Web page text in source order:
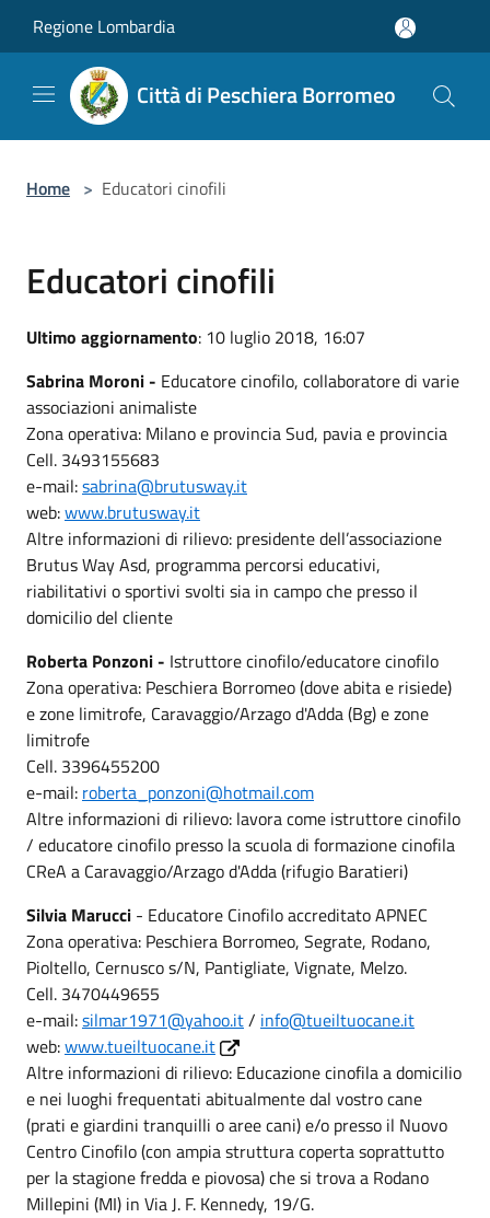
Regione Lombardia
Città di Peschiera Borromeo
Home > Educatori cinofili
Educatori cinofili
Ultimo aggiornamento: 10 luglio 2018, 16:07
Sabrina Moroni - Educatore cinofilo, collaboratore di varie
associazioni animaliste
Zona operativa: Milano e provincia Sud, pavia e provincia
Cell. 3493155683
e-mail:sabrina@brutusway.it
web:www.brutusway.it
Altre informazioni di rilievo: presidente dell’associazione
Brutus Way Asd, programma percorsi educativi,
riabilitativi o sportivi svolti sia in campo che presso il
domicilio del cliente
Roberta Ponzoni - Istruttore cinofilo/educatore cinofilo
Zona operativa: Peschiera Borromeo (dove abita e risiede)
e zone limitrofe, Caravaggio/Arzago d'Adda (Bg) e zone
limitrofe
Cell. 3396455200
e-mail: roberta_ponzoni@hotmail.com
Altre informazioni di rilievo: lavora come istruttore cinofilo
/ educatore cinofilo presso la scuola di formazione cinofila
CReA a Caravaggio/Arzago d'Adda (rifugio Baratieri)
Silvia Marucci - Educatore Cinofilo accreditato APNEC
Zona operativa: Peschiera Borromeo, Segrate, Rodano,
Pioltello, Cernusco s/N, Pantigliate, Vignate, Melzo.
Cell. 3470449655
e-mail:silmar1971@yahoo.it/ info@tueiltuocane.it
web:www.tueiltuocane.it
Altre informazioni di rilievo: Educazione cinofila a domicilio
e nei luoghi frequentati abitualmente dal vostro cane
(prati e giardini tranquilli o aree cani) e/o presso il Nuovo
Centro Cinofilo (con ampia struttura coperta soprattutto
per la stagione fredda e piovosa) che si trova a Rodano
Millepini (MI) in Via J. F. Kennedy, 19/G.